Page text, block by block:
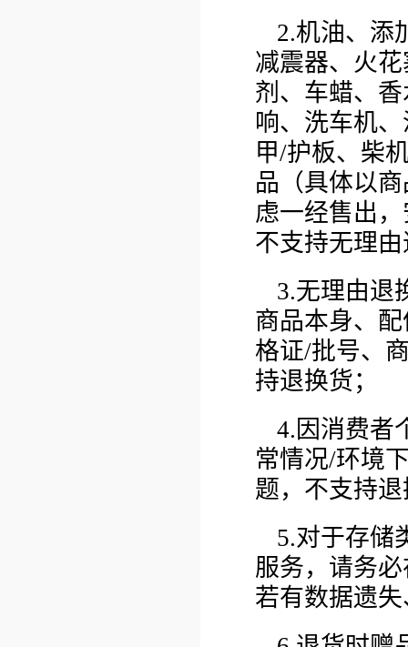
2.机油、添
减震器、火
剂、车蜡、
响、洗车机
甲/护板、柴
品（具体以
虑一经售出
不支持无理
3.无理由退
商品本身、
格证/批号、
持退换货；
4.因消费者
常情况/环境
题，不支持
5.对于存储
服务，请务
若有数据遗